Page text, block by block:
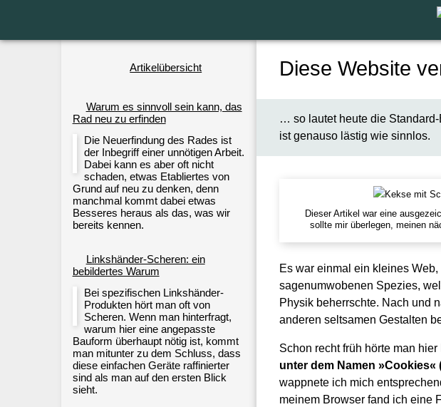
Artikelübersicht
Warum es sinnvoll sein kann, das
Rad neu zu erfinden
Die Neuerfindung des Rades ist
der Inbegriff einer unnötigen Arbeit.
Dabei kann es aber oft nicht
schaden, etwas Etabliertes von
Grund auf neu zu denken, denn
manchmal kommt dabei etwas
Besseres heraus als das, was wir
bereits kennen.
Linkshänder-Scheren: ein
bebildertes Warum
Bei spezifischen Linkshänder-
Produkten hört man oft von
Scheren. Wenn man hinterfragt,
warum hier eine angepasste
Bauform überhaupt nötig ist, kommt
man mitunter zu dem Schluss, dass
diese einfachen Geräte raffinierter
sind als man auf den ersten Blick
sieht.
Diese Website
… so lautet heute die
ist genauso lästig wie sinnlos.
Dieser Artikel war eine
sollte mir überlegen, meinen
Es war einmal ein kleines
sagenumwobenen Spezies,
Physik beherrschte. Nach und
anderen seltsamen Gestalten
Schon recht früh hörte man
unter dem Namen
wappnete ich mich
meinem Browser fand ich eine